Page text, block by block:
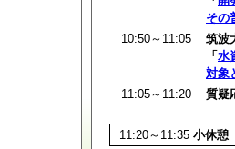
その
10:50～11:05
筑波
「 水
対象
11:05～11:20
質疑
11:20～11:35 小休憩